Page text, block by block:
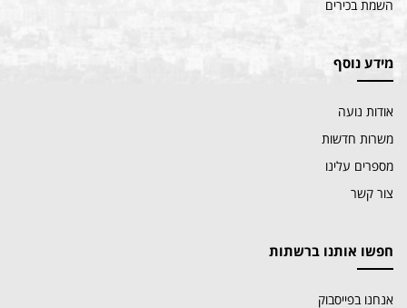
השמת בכירים
מידע נוסף
אודות נועה
משרות חדשות
מספרים עלינו
צור קשר
חפשו אותנו ברשתות
אנחנו בפייסבוק